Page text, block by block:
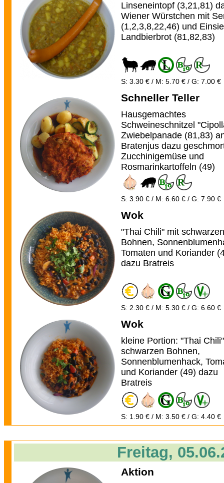
Linseneintopf (3,21,81)
Wiener Würstchen mit
(1,2,3,8,22,46) und
Landbierbrot (81,82,83)
S: 3.30 € / M: 5.70 € / G: 7.00 €
Schneller Teller
Hausgemachtes
Schweineschnitzel
Zwiebelpanade (81,83)
Bratenjus dazu
Zucchinigemüse und
Rosmarinkartoffeln (49)
S: 3.90 € / M: 6.60 € / G: 7.90 €
Wok
"Thai Chili" mit schwarzen
Bohnen,
Tomaten und Koriander
dazu Bratreis
S: 2.30 € / M: 5.30 € / G: 6.60 €
Wok
kleine Portion: "Thai
schwarzen Bohnen,
Sonnenblumenhack,
und Koriander (49) dazu
Bratreis
S: 1.90 € / M: 3.50 € / G: 4.40 €
Freitag,
Aktion